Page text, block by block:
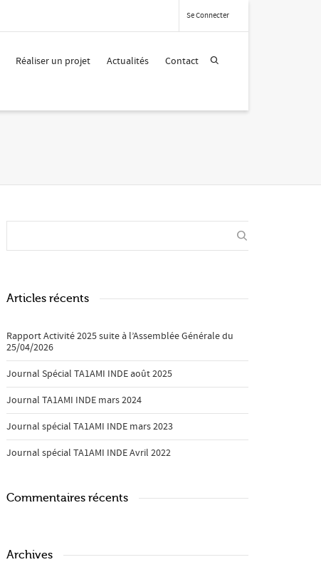
Se Connecter
Réaliser un projet Actualités Contact
Articles récents
Rapport Activité 2025 suite à l’Assemblée Générale du
25/04/2026
Journal Spécial TA1AMI INDE août 2025
Journal TA1AMI INDE mars 2024
Journal spécial TA1AMI INDE mars 2023
Journal spécial TA1AMI INDE Avril 2022
Commentaires récents
Archives